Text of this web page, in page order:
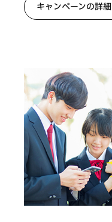
キャンペーンの詳